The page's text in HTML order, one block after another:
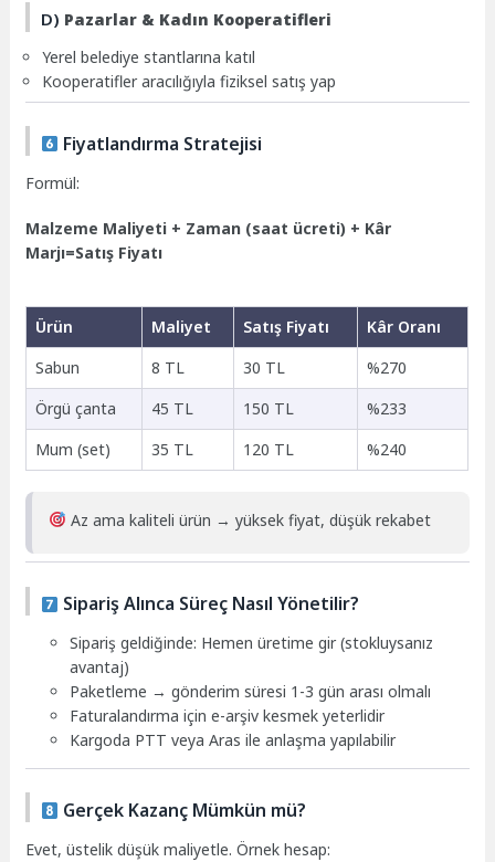
D) Pazarlar & Kadın Kooperatifleri
Yerel belediye stantlarına katıl
Kooperatifler aracılığıyla fiziksel satış yap
Fiyatlandırma Stratejisi
Formül:
Malzeme Maliyeti + Zaman (saat ücreti) + Kâr
Marjı=Satış Fiyatı
Ürün Maliyet Satış Fiyatı
Kâr Oranı
Sabun
8 TL 30 TL
%270
Örgü çanta
45 TL 150 TL
%233
Mum (set)
35 TL 120 TL %240
Az ama kaliteli ürün → yüksek fiyat, düşük rekabet
Sipariş Alınca Süreç Nasıl Yönetilir?
Sipariş geldiğinde: Hemen üretime gir (stokluysanız
avantaj)
Paketleme → gönderim süresi 1-3 gün arası olmalı
Faturalandırma için e-arşiv kesmek yeterlidir
Kargoda PTT veya Aras ile anlaşma yapılabilir
Gerçek Kazanç Mümkün mü?
Evet, üstelik düşük maliyetle. Örnek hesap: